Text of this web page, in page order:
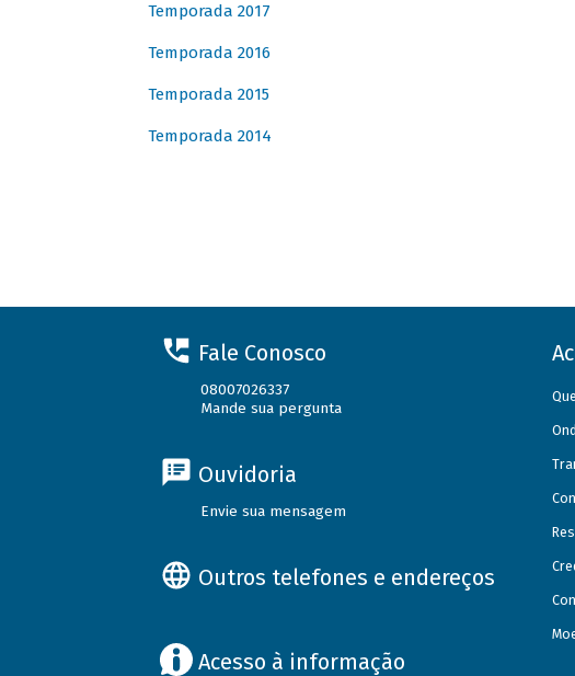
Temporada 2017
Temporada 2016
Temporada 2015
Temporada 2014
Fale Conosco
08007026337
Mande sua pergunta
Ouvidoria
Envie sua mensagem
Outros telefones e endereços
Acesso à informação